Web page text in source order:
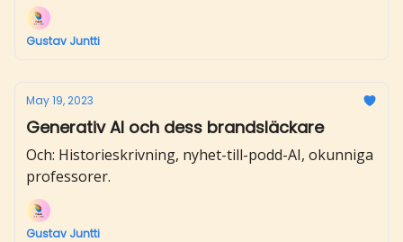
Gustav Juntti
May 19, 2023
Generativ AI och dess brandsläckare
Och: Historieskrivning, nyhet-till-podd-AI, okunniga
professorer.
Gustav Juntti